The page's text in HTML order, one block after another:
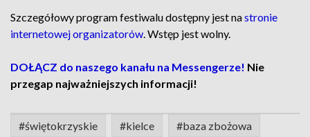
Szczegółowy program festiwalu dostępny jest nastronie
internetowej organizatorów. Wstęp jest wolny.
DOŁĄCZ do naszego kanału na Messengerze! Nie
przegap najważniejszych informacji!
#świętokrzyskie #kielce #baza zbożowa